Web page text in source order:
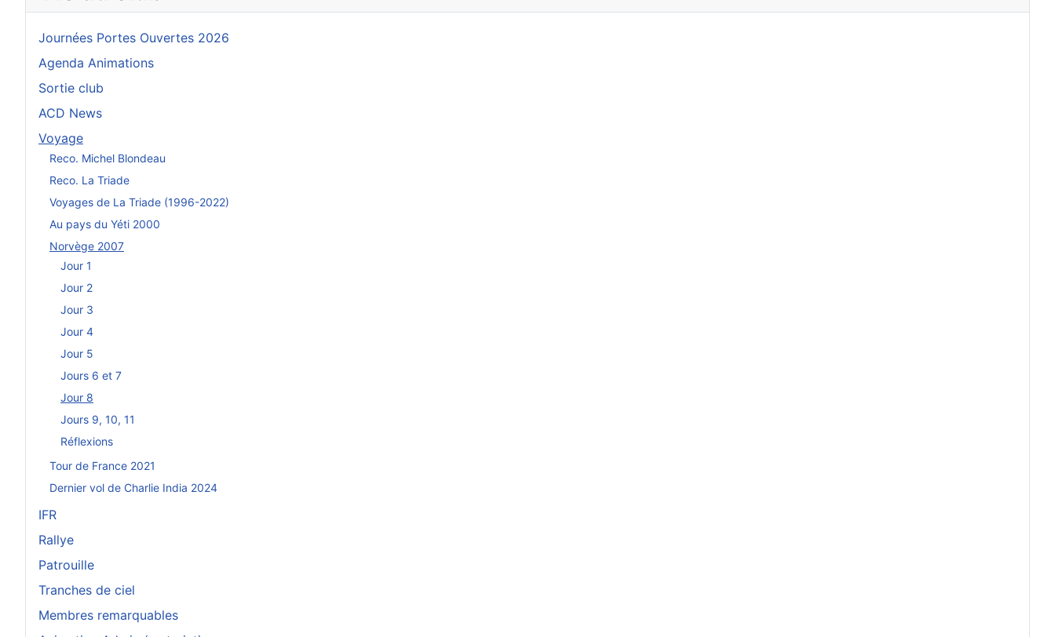
Journées Portes Ouvertes 2026
Agenda Animations
Sortie club
ACD News
Voyage
Reco. Michel Blondeau
Reco. La Triade
Voyages de La Triade (1996-2022)
Au pays du Yéti 2000
Norvège 2007
Jour 1
Jour 2
Jour 3
Jour 4
Jour 5
Jours 6 et 7
Jour 8
Jours 9, 10, 11
Réflexions
Tour de France 2021
Dernier vol de Charlie India 2024
IFR
Rallye
Patrouille
Tranches de ciel
Membres remarquables